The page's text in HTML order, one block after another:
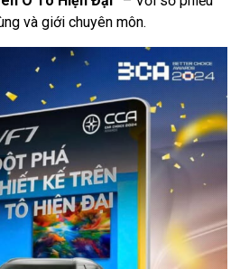
và giới chuyên môn.